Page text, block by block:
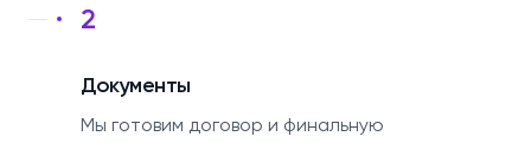
2
Документы
Мы готовим договор и финальную